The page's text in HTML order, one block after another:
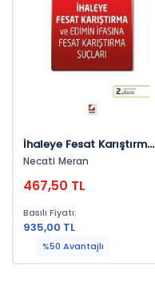
İhaleye Fesat Karıştırma
Ve Edimin İfasına Fesat
Necati Meran
467,50 TL
Basılı Fiyatı:
935,00 TL
%50 Avantajlı